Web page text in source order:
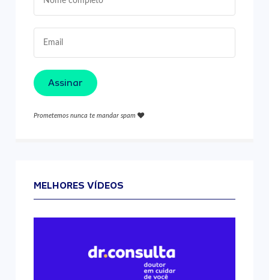
Assinar
Prometemos nunca te mandar spam
MELHORES VÍDEOS